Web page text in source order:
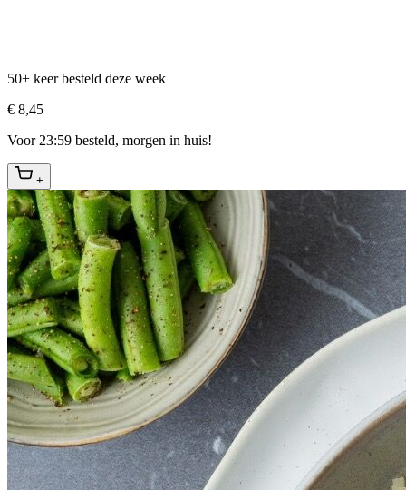
50+ keer besteld deze week
€ 8,45
Voor 23:59 besteld, morgen in huis!
+